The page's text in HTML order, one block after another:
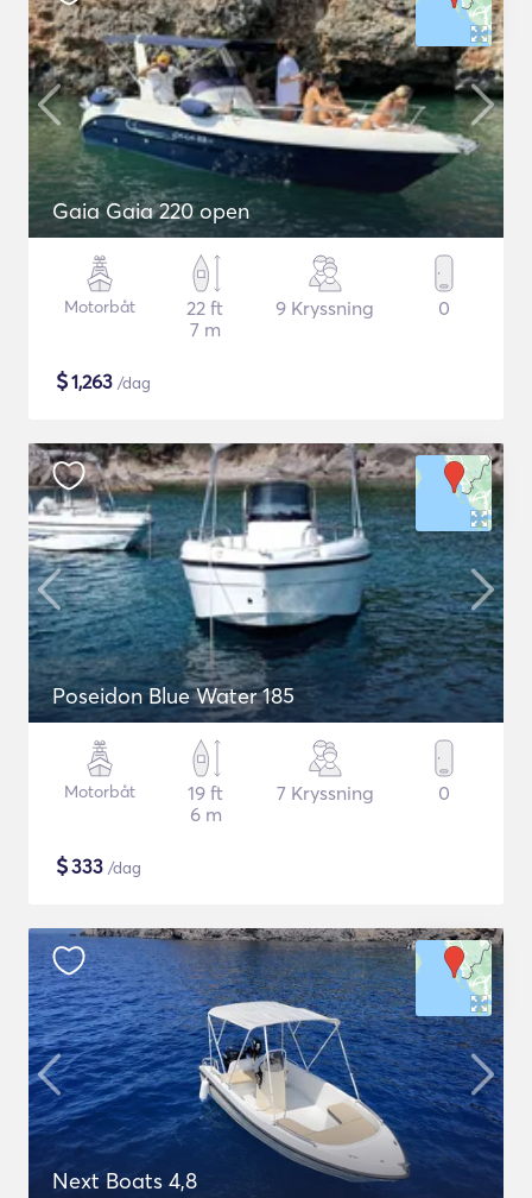
Gaia Gaia 220 open
Motorbåt
22 ft
7 m
9 Kryssning 0
$1,263 /dag
Poseidon Blue Water 185
Motorbåt
19 ft
6 m
7 Kryssning 0
$333 /dag
Next Boats 4,8